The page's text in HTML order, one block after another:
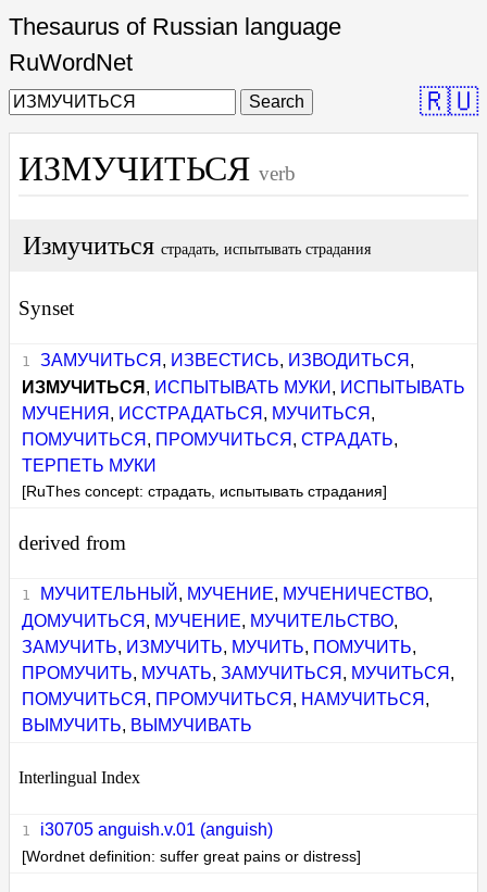
Thesaurus of Russian language
RuWordNet
Search 🇷🇺
ИЗМУЧИТЬСЯ verb
Измучиться страдать, испытывать страдания
Synset
ЗАМУЧИТЬСЯ , ИЗВЕСТИСЬ, ИЗВОДИТЬСЯ ,
ИЗМУЧИТЬСЯ , ИСПЫТЫВАТЬ МУКИ , ИСПЫТЫВАТЬ
МУЧЕНИЯ , ИССТРАДАТЬСЯ , МУЧИТЬСЯ ,
ПОМУЧИТЬСЯ , ПРОМУЧИТЬСЯ ,СТРАДАТЬ,
ТЕРПЕТЬ МУКИ
[RuThes concept: страдать, испытывать страдания]
derived from
МУЧИТЕЛЬНЫЙ , МУЧЕНИЕ, МУЧЕНИЧЕСТВО,
ДОМУЧИТЬСЯ , МУЧЕНИЕ, МУЧИТЕЛЬСТВО,
ЗАМУЧИТЬ, ИЗМУЧИТЬ, МУЧИТЬ, ПОМУЧИТЬ,
ПРОМУЧИТЬ, МУЧАТЬ,ЗАМУЧИТЬСЯ , МУЧИТЬСЯ ,
ПОМУЧИТЬСЯ , ПРОМУЧИТЬСЯ , НАМУЧИТЬСЯ ,
ВЫМУЧИТЬ, ВЫМУЧИВАТЬ
Interlingual Index
i30705 anguish.v.01 (anguish)
[Wordnet definition: suffer great pains or distress]